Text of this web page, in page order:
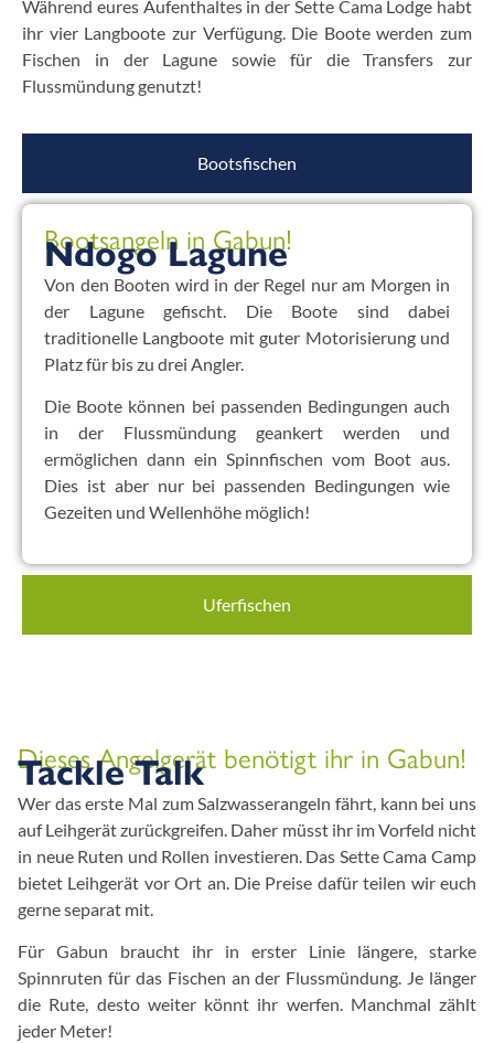
Während eures Aufenthaltes in der Sette Cama Lodge habt
ihr vier Langboote zur Verfügung. Die Boote werden zum
Fischen in der Lagune sowie für die Transfers zur
Flussmündung genutzt!
Bootsfischen
Uferfischen
Bootsangeln in Gabun!
Ndogo Lagune
Von den Booten wird in der Regel nur am Morgen in
der Lagune gefischt. Die Boote sind dabei
traditionelle Langboote mit guter Motorisierung und
Platz für bis zu drei Angler.
Die Boote können bei passenden Bedingungen auch
in der Flussmündung geankert werden und
ermöglichen dann ein Spinnfischen vom Boot aus.
Dies ist aber nur bei passenden Bedingungen wie
Gezeiten und Wellenhöhe möglich!
Dieses Angelgerät benötigt ihr in Gabun!
Tackle Talk
Wer das erste Mal zum Salzwasserangeln fährt, kann bei uns
auf Leihgerät zurückgreifen. Daher müsst ihr im Vorfeld nicht
in neue Ruten und Rollen investieren. Das Sette Cama Camp
bietet Leihgerät vor Ort an. Die Preise dafür teilen wir euch
gerne separat mit.
Für Gabun braucht ihr in erster Linie längere, starke
Spinnruten für das Fischen an der Flussmündung. Je länger
die Rute, desto weiter könnt ihr werfen. Manchmal zählt
jeder Meter!